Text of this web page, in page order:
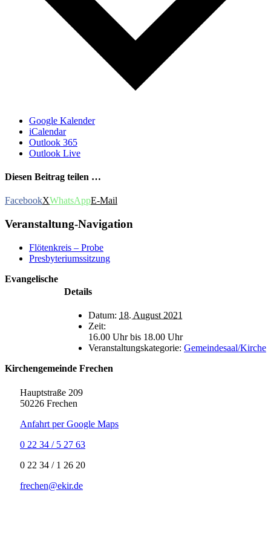
Google Kalender
iCalendar
Outlook 365
Outlook Live
Diesen Beitrag teilen …
FacebookXWhatsAppE-Mail
Veranstaltung-Navigation
Flötenkreis – Probe
Presbyteriumssitzung
Details
Datum: 18. August 2021
Zeit:
16.00 Uhr bis 18.00 Uhr
Veranstaltungskategorie: Gemeindesaal/Kirche
Evangelische
Kirchengemeinde Frechen
Hauptstraße 209
50226 Frechen
Anfahrt per Google Maps
0 22 34 / 5 27 63
‍0 22 34 / ‍1 26 20
frechen@ekir.de